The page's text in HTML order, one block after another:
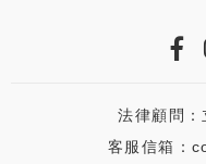
法律顧問
客服信箱：